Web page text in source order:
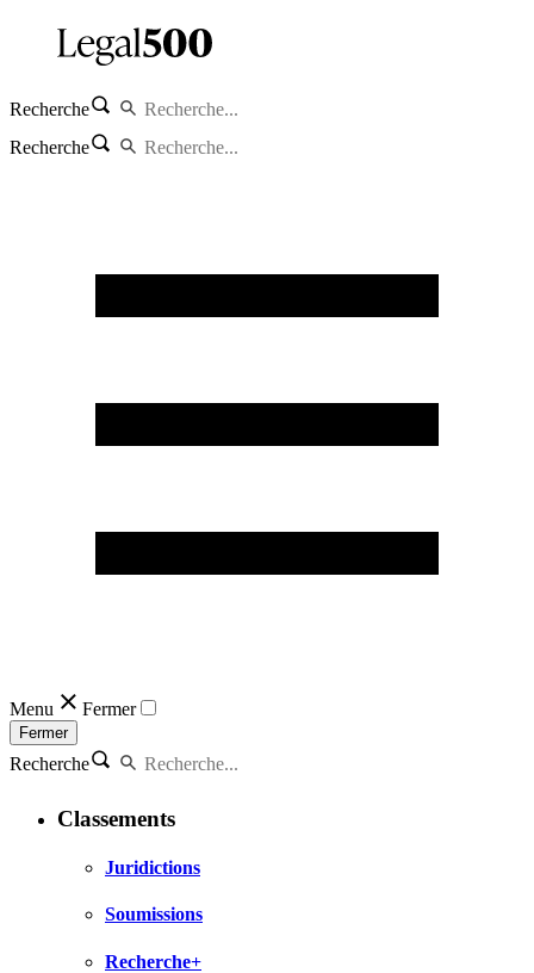
Recherche
Recherche
Menu Fermer
Fermer
Recherche
Classements
Juridictions
Soumissions
Recherche+